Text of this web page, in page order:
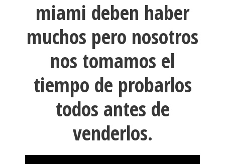
miami deben haber
muchos pero nosotros
nos tomamos el
tiempo de probarlos
todos antes de
venderlos.